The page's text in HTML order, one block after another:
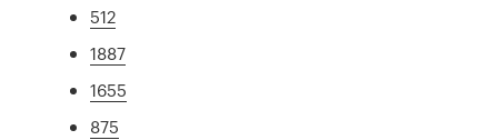
512
1887
1655
875